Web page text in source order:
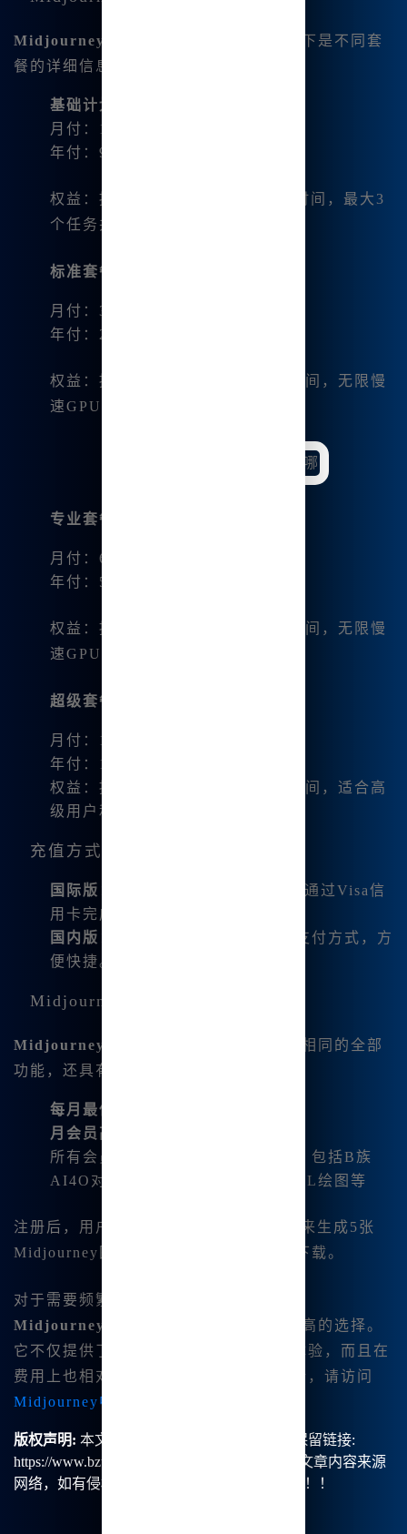
Midjourney国际版
的订阅价格较高，以下是不同套
餐的详细信息：
基础计划
月付：10美元
年付：96美元（8美元/月）
权益：提供3.3小时/月的快速GPU时间，最大3
个任务并行
标准套餐
月付：30美元
年付：288美元（24美元/月）
权益：提供15小时/月的快速GPU时间，无限慢
速GPU时间，最大10个任务并行
专业套餐
月付：60美元
年付：576美元（48美元/月）
权益：提供30小时/月的快速GPU时间，无限慢
速GPU时间，最大12个任务并行
超级套餐
月付：120美元
年付：1152美元（96美元/月）
权益：提供60小时/月的快速GPU时间，适合高
级用户和公司
充值方式对比
国际版
：需要绑定Discord账户，并通过Visa信
用卡完成支付，支付流程较为复杂。
国内版
：支持微信、支付宝等常用支付方式，方
便快捷。
Midjourney中文版的性价比
Midjourney中文版
不仅提供了与国际版相同的全部
功能，还具有更为实惠的订阅价格：
每月最低
月会员高级套餐
所有会员均可享受
的服务，包括B族
AI4O对话、Flux绘图个人版、SDXL绘图等
注册后，用户可以获得5积分，每日可用来生成5张
Midjourney图片，并支持图片一键分割下载。
对于需要频繁使用图像生成工具的用户，
Midjourney中文版
无疑是一个性价比更高的选择。
它不仅提供了丰富的功能和优质的用户体验，而且在
费用上也相对更加亲民。欲了解更多详情，请访问
Midjourney中文版
版权声明: 本文由【B族智能】原创，转载请保留链接:
https://www.bzu.cn/news/show/2463.html，部分文章内容来源
网络，如有侵权请联系我们删除处理。谢谢！！！